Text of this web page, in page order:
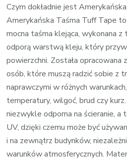
Czym dokładnie jest
Amerykańska Taśma Tuff Tape
mocna taśma klejąca, wykonana
odporą warstwą kleju, który
powierzchni. Została opracowana
osób, które muszą radzić sobie z
naprawczymi w różnych
temperatury, wilgoć, brud czy
niezwykle odporna na ścieranie, a
UV, dzięki czemu może być
i na zewnątrz budynków,
warunków atmosferycznych.